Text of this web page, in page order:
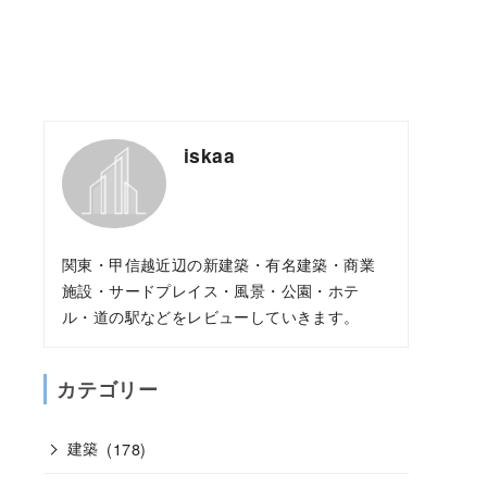
iskaa
関東・甲信越近辺の新建築・有名建築・商業
施設・サードプレイス・風景・公園・ホテ
ル・道の駅などをレビューしていきます。
カテゴリー
建築 (178)